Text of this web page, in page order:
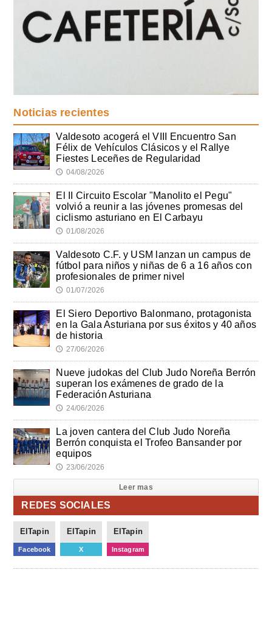
Noticias recientes
Valdesoto acogerá el VIII Encuentro San
Félix de Vehículos Clásicos y el Rallye
Fiestes Leceñes de Regularidad
🕔 04/08/2026
El II Circuito Escolar "Manolito el Pegu"
volvió a reunir a las jóvenes promesas del
ciclismo asturiano en El Carbayu
🕔 01/08/2026
Valdesoto C.F. y USM lanzan un campus de
fútbol para niños y niñas de 6 a 16 años con
profesionales de primer nivel
🕔 01/07/2026
El Siero Deportivo Balonmano, protagonista
en la Gala Asturiana por sus éxitos y 40 años
de historia
🕔 27/06/2026
Nueve judokas del Club Judo Noreña Berrón
superan los exámenes de grado de la
Federación Asturiana
🕔 24/06/2026
La joven cantera del Club Judo Noreña
Berrón conquista el Trofeo Bansander por
equipos
🕔 23/06/2026
Leer mas
REDES SOCIALES
ElTapin
Facebook
ElTapin
X
ElTapin
Instagram